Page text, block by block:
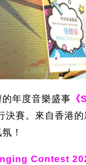
的年度音樂盛事
決賽。來自香港
氛！
Contest